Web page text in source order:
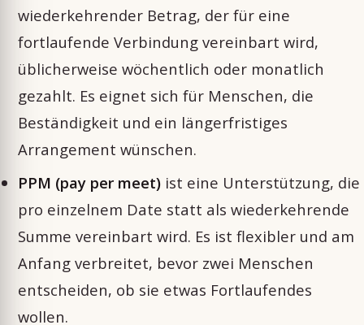
wiederkehrender Betrag, der für eine
fortlaufende Verbindung vereinbart wird,
üblicherweise wöchentlich oder monatlich
gezahlt. Es eignet sich für Menschen, die
Beständigkeit und ein längerfristiges
Arrangement wünschen.
PPM (pay per meet) ist eine Unterstützung, die
pro einzelnem Date statt als wiederkehrende
Summe vereinbart wird. Es ist flexibler und am
Anfang verbreitet, bevor zwei Menschen
entscheiden, ob sie etwas Fortlaufendes
wollen.